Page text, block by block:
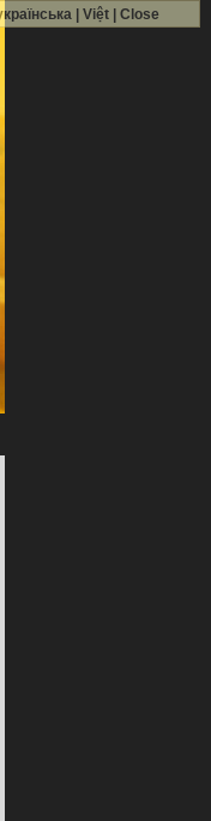
| Việt| Close